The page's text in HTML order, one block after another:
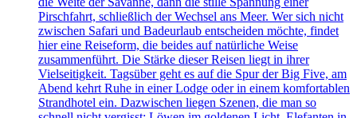
Pirschfahrt, schließlich der Wechsel ans Meer. Wer sich nicht
zwischen Safari und Badeurlaub entscheiden möchte, findet
hier eine Reiseform, die beides auf natürliche Weise
zusammenführt. Die Stärke dieser Reisen liegt in ihrer
Vielseitigkeit. Tagsüber geht es auf die Spur der Big Five, am
Abend kehrt Ruhe in einer Lodge oder in einem komfortablen
Strandhotel ein. Dazwischen liegen Szenen, die man so